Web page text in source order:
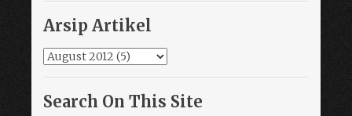
Arsip Artikel
Search On This Site